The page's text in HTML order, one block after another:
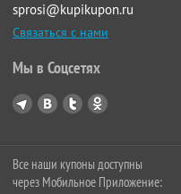
sprosi@kupikupon.ru
Связаться с нами
Мы в Соцсетях
Все наши купоны доступны
через Мобильное Приложение: